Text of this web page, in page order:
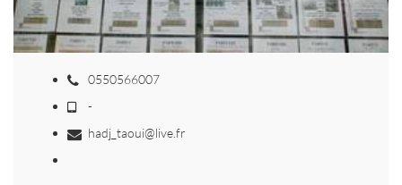
0550566007
-
hadj_taoui@live.fr